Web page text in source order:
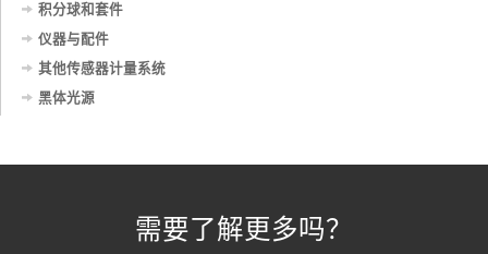
积分球和套件
仪器与配件
其他传感器计量系统
黑体光源
需要了解更多吗？